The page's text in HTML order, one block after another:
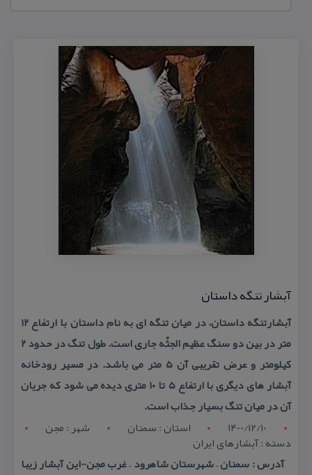
آبشار تنگه داستان
آبشارتنگه داستان، در میان تنگه ای به نام داستان با ارتفاع ۱۲
متر در بین دو سنگ عظیم ‌الجثّه جاری است. طول تنگ در حدود ۲
كیلومتر و عرض تقریبی آن ۵ متر می باشد. در مسیر رودخانه
آبشار های دیگری با ارتفاع ۵ تا ۱۰ متری دیده می شود كه جریان
آن در میان تنگ بسیار جذاب است.
1400/12/10
استان : سمنان شهر : مجن
دسته : آبشارهای ایران
آدرس : سمنان – شهرستان شاهرود – غرب مجن-این آبشار زیبا